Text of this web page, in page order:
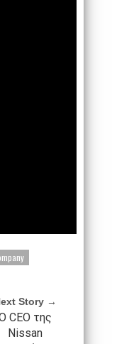
Story →
CEO της
Nissan